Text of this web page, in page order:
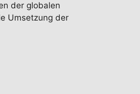
der globalen
Umsetzung der